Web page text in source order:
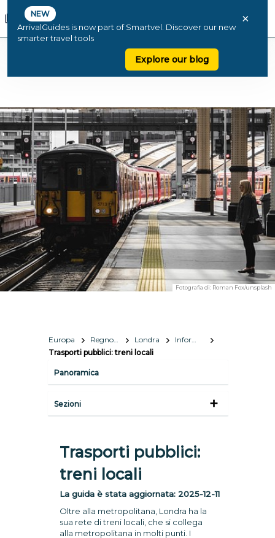
NEW
ArrivalGuides is now part of Smartvel. Discover our new
smarter travel tools
Explore our blog
×
Fotografia di: Roman Fox/unsplash
Europa Regno Unito Londra
Informazioni utili
Trasporti pubblici: treni locali
Panoramica
Sezioni
Trasporti pubblici:
treni locali
La guida è stata aggiornata: 2025-12-11
Oltre alla metropolitana, Londra ha la
sua rete di treni locali, che si collega
alla metropolitana in molti punti. I